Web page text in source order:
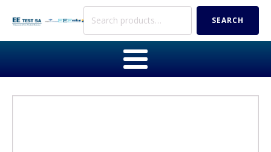
Search
SEARCH